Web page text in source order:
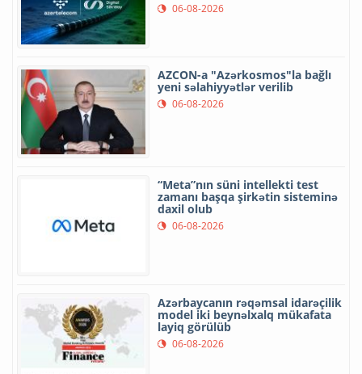
06-08-2026
AZCON-a "Azərkosmos"la bağlı
yeni səlahiyyətlər verilib
06-08-2026
“Meta”nın süni intellekti test
zamanı başqa şirkətin sisteminə
daxil olub
06-08-2026
Azərbaycanın rəqəmsal idarəçilik
model iki beynəlxalq mükafata
layiq görülüb
06-08-2026